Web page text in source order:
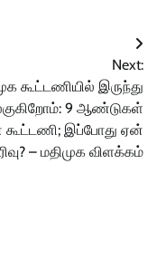
Next:
கூட்டணியில் இருந்து
9 ஆண்டுகள்
இப்போது ஏன்
– மதிமுக விளக்கம்